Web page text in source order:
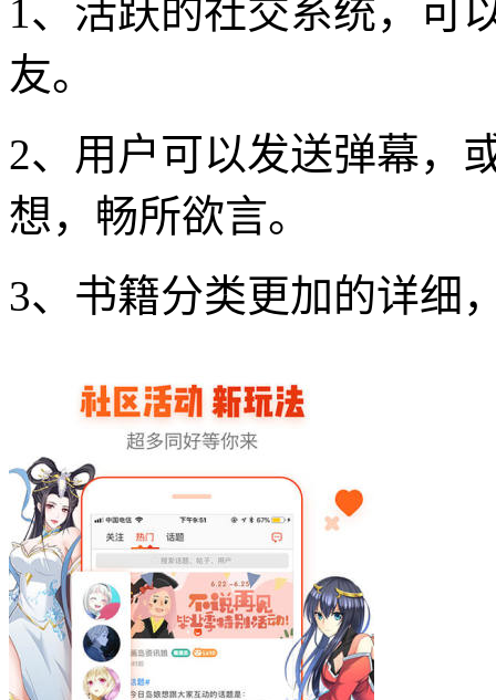
1、活跃的社交系统，可
友。
2、用户可以发送弹幕，
想，畅所欲言。
3、书籍分类更加的详细